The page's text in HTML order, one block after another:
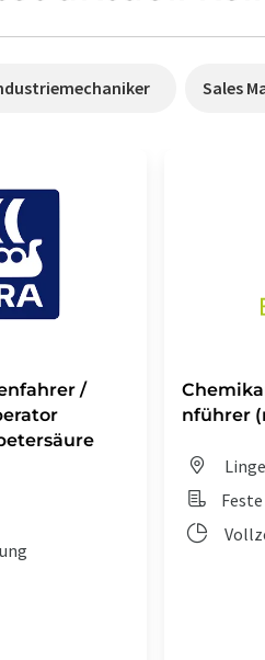
Sales
/
nführer